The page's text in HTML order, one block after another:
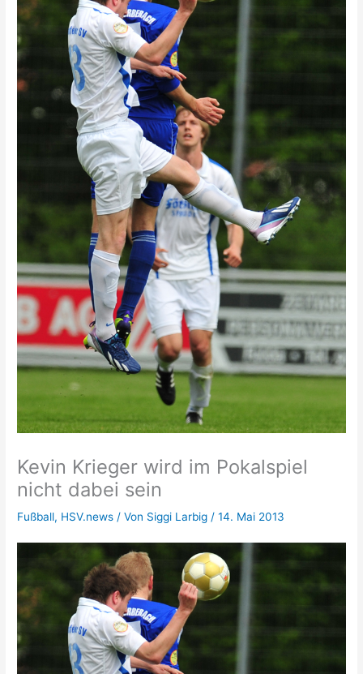
Kevin Krieger wird im Pokalspiel
nicht dabei sein
Fußball, HSV.news / Von Siggi Larbig /14. Mai 2013